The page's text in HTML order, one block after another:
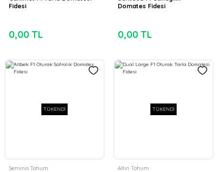
Fidesi
0,00 TL
Domates Fidesi
0,00 TL
TÜKENDİ
Seminis Tohum
TÜKENDİ
Altın Tohum